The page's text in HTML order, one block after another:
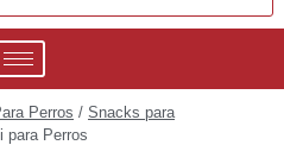
Perros / Snacks para
para Perros